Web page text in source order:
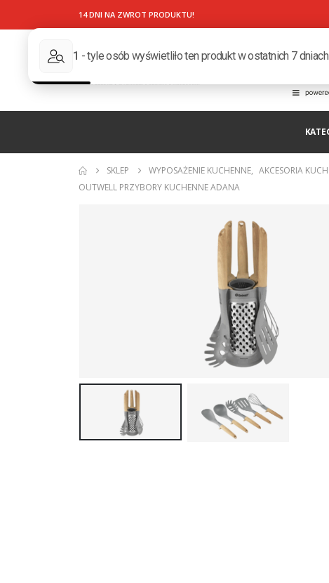
14 DNI NA ZWROT PRODUKTU!
SKLEP WYPOSAŻENIE KUCHENNE, AKCESORIA
OUTWELL PRZYBORY KUCHENNE ADANA